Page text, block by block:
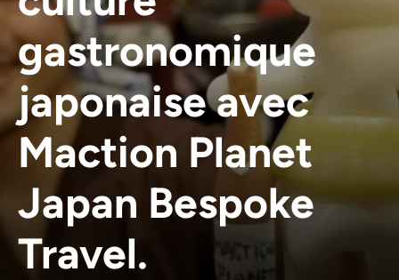
gastronomique
japonaise avec
Maction Planet
Japan Bespoke
Travel.